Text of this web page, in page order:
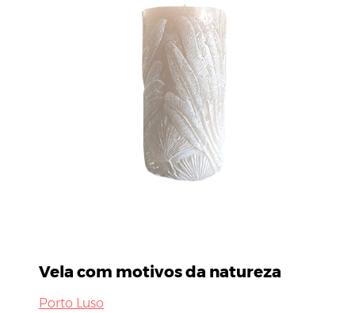
Vela com motivos da natureza
Porto Luso